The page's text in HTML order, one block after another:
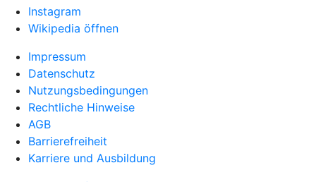
Instagram
Wikipedia öffnen
Impressum
Datenschutz
Nutzungsbedingungen
Rechtliche Hinweise
AGB
Barrierefreiheit
Karriere und Ausbildung